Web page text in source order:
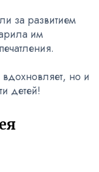
за развитием
им
вдохновляет, но и
детей!